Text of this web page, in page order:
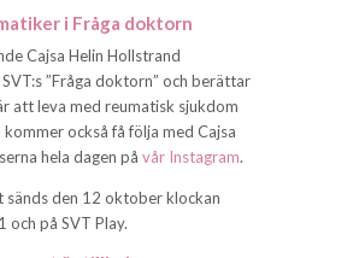
i Fråga doktorn
Cajsa Helin Hollstrand
”Fråga doktorn” och berättar
att leva med reumatisk sjukdom
kommer också få följa med Cajsa
hela dagen på vår Instagram.
sänds den 12 oktober klockan
och på SVT Play.